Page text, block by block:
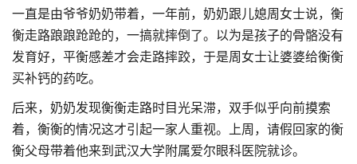
一直是由爷爷奶奶带着，一年前，奶奶跟儿媳周女士说，衡
衡走路踉踉跄跄的，一搞就摔倒了。以为是孩子的骨骼没有
发育好，平衡感差才会走路摔跤，于是周女士让婆婆给衡衡
买补钙的药吃。
后来，奶奶发现衡衡走路时目光呆滞，双手似乎向前摸索
着，衡衡的情况这才引起一家人重视。上周，请假回家的衡
衡父母带着他来到武汉大学附属爱尔眼科医院就诊。